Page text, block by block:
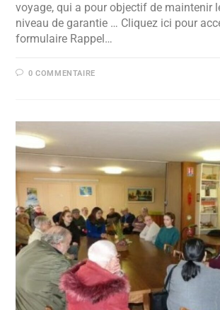
voyage, qui a pour objectif de maintenir
niveau de garantie … Cliquez ici pour
formulaire Rappel…
0 COMMENTAIRE